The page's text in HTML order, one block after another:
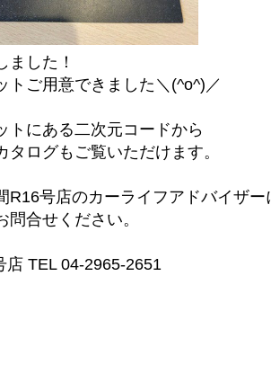
ました！
トご用意できました＼(^o^)／
トにある二次元コードから
タログもご覧いただけます。
R16号店のカーライフアドバイザー
問合せください。
店 TEL 04-2965-2651